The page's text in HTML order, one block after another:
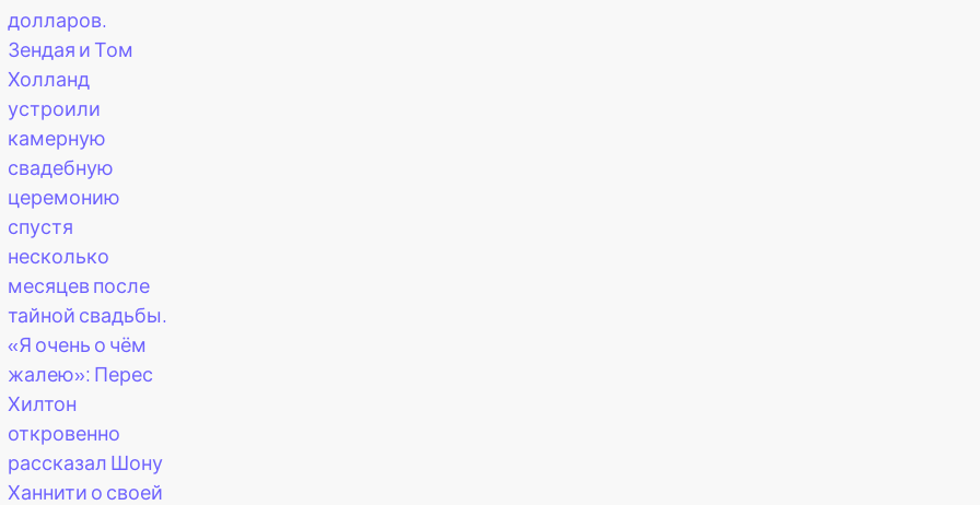
долларов.
Зендая и Том
Холланд
устроили
камерную
свадебную
церемонию
спустя
несколько
месяцев после
тайной свадьбы.
«Я очень о чём
жалею»: Перес
Хилтон
откровенно
рассказал Шону
Ханнити о своей